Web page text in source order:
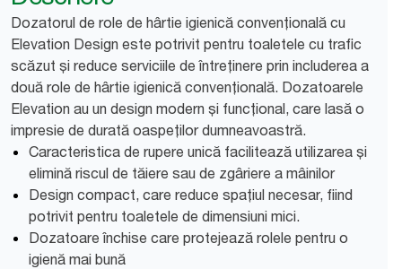
Dozatorul de role de hârtie igienică convențională cu
Elevation Design este potrivit pentru toaletele cu trafic
scăzut și reduce serviciile de întreținere prin includerea a
două role de hârtie igienică convențională. Dozatoarele
Elevation au un design modern și funcțional, care lasă o
impresie de durată oaspeților dumneavoastră.
Caracteristica de rupere unică facilitează utilizarea și
elimină riscul de tăiere sau de zgâriere a mâinilor
Design compact, care reduce spațiul necesar, fiind
potrivit pentru toaletele de dimensiuni mici.
Dozatoare închise care protejează rolele pentru o
igienă mai bună